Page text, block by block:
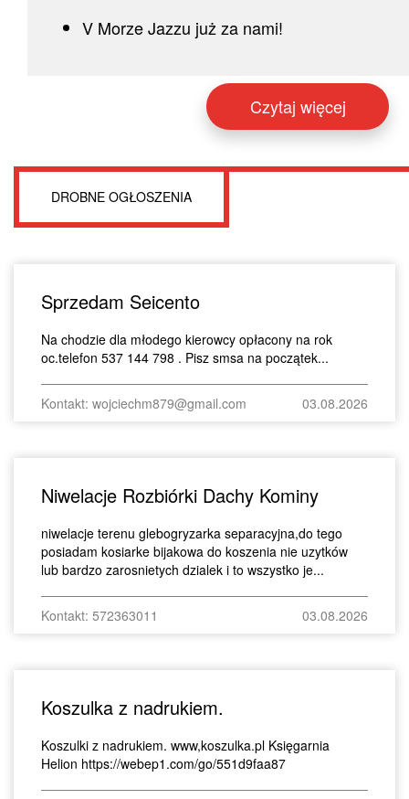
V Morze Jazzu już za nami!
Czytaj więcej
DROBNE OGŁOSZENIA
Sprzedam Seicento
Na chodzie dla młodego kierowcy opłacony na rok
oc.telefon 537 144 798 . Pisz smsa na początek...
Kontakt: wojciechm879@gmail.com 03.08.2026
Niwelacje Rozbiórki Dachy Kominy
niwelacje terenu glebogryzarka separacyjna,do tego
posiadam kosiarke bijakowa do koszenia nie uzytków
lub bardzo zarosnietych dzialek i to wszystko je...
Kontakt: 572363011 03.08.2026
Koszulka z nadrukiem.
Koszulki z nadrukiem. www,koszulka.pl Księgarnia
Helion https://webep1.com/go/551d9faa87